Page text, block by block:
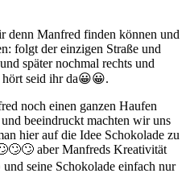
Manfred finden können und
folgt der einzigen Straße und
später nochmal rechts und
seid ihr da😀😀.
noch einen ganzen Haufen
beeindruckt machten wir uns
hier auf die Idee Schokolade zu
aber Manfreds Kreativität
seine Schokolade einfach nur